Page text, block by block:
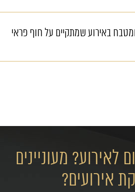
באירוע שמתקיים על חוף פראי
מעוניינים
אירועים?